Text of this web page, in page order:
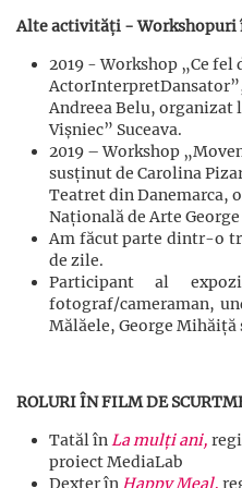
Alte activități - Workshopuri
2019 - Workshop „Ce fel
Andreea Belu,
Vișniec” Suceava.
2019 – Workshop
susținut de Carolina
Teatret din Danemarca,
Națională de Arte George
Am făcut parte dintr-o
de zile.
Participant al
fotograf/cameraman,
Mălăele, George Mihăiță
ROLURI ÎN FILM DE
Tatăl înLa mulți ani,
proiect MediaLab